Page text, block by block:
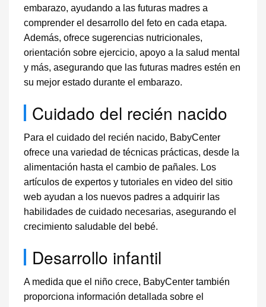
embarazo, ayudando a las futuras madres a
comprender el desarrollo del feto en cada etapa.
Además, ofrece sugerencias nutricionales,
orientación sobre ejercicio, apoyo a la salud mental
y más, asegurando que las futuras madres estén en
su mejor estado durante el embarazo.
Cuidado del recién nacido
Para el cuidado del recién nacido, BabyCenter
ofrece una variedad de técnicas prácticas, desde la
alimentación hasta el cambio de pañales. Los
artículos de expertos y tutoriales en video del sitio
web ayudan a los nuevos padres a adquirir las
habilidades de cuidado necesarias, asegurando el
crecimiento saludable del bebé.
Desarrollo infantil
A medida que el niño crece, BabyCenter también
proporciona información detallada sobre el